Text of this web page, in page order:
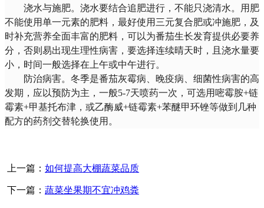
浇水与施肥。浇水要结合追肥进行，不能只浇清水。用肥
不能使用单一元素的肥料，最好使用三元复合肥或冲施肥，及
时补充营养全面丰富的肥料，可以为番茄生长发育提供必要养
分，否则易出现生理性病害，要选择连续晴天时，且浇水量要
小，时间一般选择在上午或中午进行。
防治病害。冬季是番茄灰霉病、晚疫病、细菌性病害的高
发期，应以预防为主，一般5-7天喷药一次，可选用嘧霉胺+链
霉素+甲基托布津，或乙酶威+链霉素+苯醚甲环锉等做到几种
配方的药剂交替轮换使用。
上一篇： 如何提高大棚蔬菜品质
下一篇： 蔬菜坐果期不宜冲鸡粪